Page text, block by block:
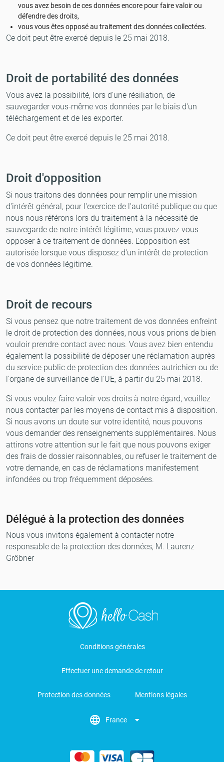
vous avez besoin de ces données encore pour faire valoir ou
défendre des droits,
vous vous êtes opposé au traitement des données collectées.
Ce doit peut être exercé depuis le 25 mai 2018.
Droit de portabilité des données
Vous avez la possibilité, lors d'une résiliation, de
sauvegarder vous-même vos données par le biais d'un
téléchargement et de les exporter.
Ce doit peut être exercé depuis le 25 mai 2018.
Droit d'opposition
Si nous traitons des données pour remplir une mission
d'intérêt général, pour l'exercice de l'autorité publique ou que
nous nous référons lors du traitement à la nécessité de
sauvegarde de notre intérêt légitime, vous pouvez vous
opposer à ce traitement de données. L'opposition est
autorisée lorsque vous disposez d'un intérêt de protection
de vos données légitime.
Droit de recours
Si vous pensez que notre traitement de vos données enfreint
le droit de protection des données, nous vous prions de bien
vouloir prendre contact avec nous. Vous avez bien entendu
également la possibilité de déposer une réclamation auprès
du service public de protection des données autrichien ou de
l'organe de surveillance de l'UE, à partir du 25 mai 2018.
Si vous voulez faire valoir vos droits à notre égard, veuillez
nous contacter par les moyens de contact mis à disposition.
Si nous avons un doute sur votre identité, nous pouvons
vous demander des renseignements supplémentaires. Nous
attirons votre attention sur le fait que nous pouvons exiger
des frais de dossier raisonnables, ou refuser le traitement de
votre demande, en cas de réclamations manifestement
infondées ou trop fréquemment déposées.
Délégué à la protection des données
Nous vous invitons également à contacter notre
responsable de la protection des données, M. Laurenz
Gröbner
Conditions générales
Effectuer une demande de retour
Protection des données Mentions légales
France